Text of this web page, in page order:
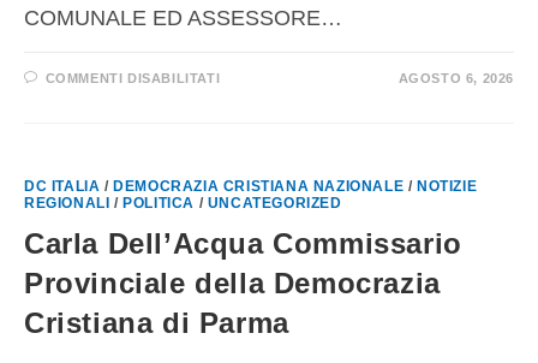
COMUNALE ED ASSESSORE…
COMMENTI DISABILITATI AGOSTO 6, 2026
DC ITALIA / DEMOCRAZIA CRISTIANA NAZIONALE / NOTIZIE
REGIONALI / POLITICA / UNCATEGORIZED
Carla Dell’Acqua Commissario
Provinciale della Democrazia
Cristiana di Parma